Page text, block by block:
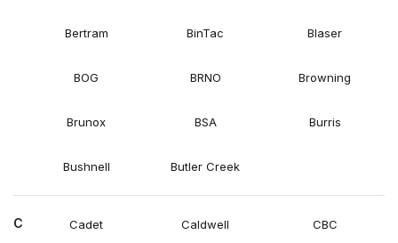
Bertram BinTac Blaser
BOG BRNO Browning
Brunox BSA Burris
Bushnell Butler Creek
C Cadet Caldwell CBC